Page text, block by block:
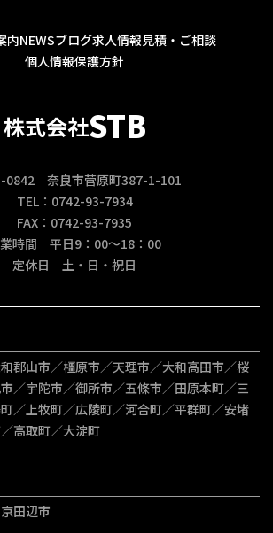
株式会社STB
0842 奈良市菅原町387-1-101
TEL：0742-93-7934
FAX：0742-93-7935
時間 平日9：00～18：00
定休日 土・日・祝日
内NEWSブログ求人情報見積・ご相談
個人情報保護方針
郡山市／橿原市／天理市／大和高田市／桜
／宇陀市／御所市／五條市／田原本町／三
／上牧町／広陵町／河合町／平群町／安堵
高取町／大淀町
田辺市